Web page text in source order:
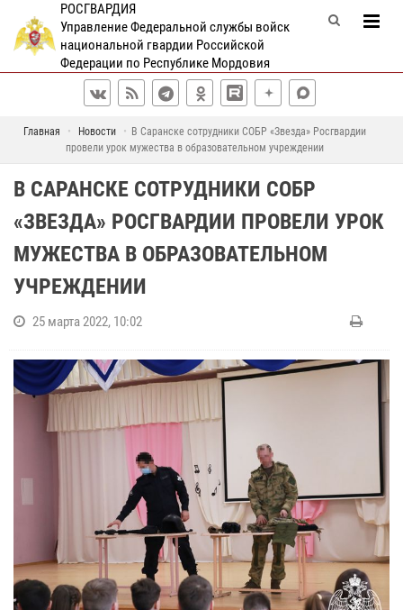
РОСГВАРДИЯ
Управление Федеральной службы войск
национальной гвардии Российской
Федерации по Республике Мордовия
Главная Новости
В Саранске сотрудники СОБР «Звезда» Росгвардии
провели урок мужества в образовательном учреждении
В САРАНСКЕ СОТРУДНИКИ СОБР
«ЗВЕЗДА» РОСГВАРДИИ ПРОВЕЛИ УРОК
МУЖЕСТВА В ОБРАЗОВАТЕЛЬНОМ
УЧРЕЖДЕНИИ
25 марта 2022, 10:02